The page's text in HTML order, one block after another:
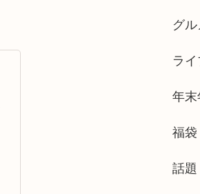
グル
ラ
年末
福袋
話題